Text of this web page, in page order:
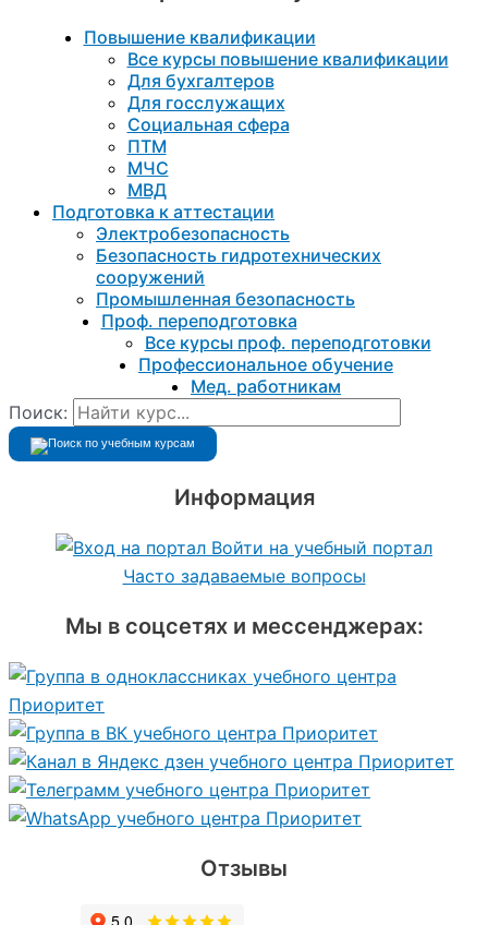
Повышение квалификации
Все курсы повышение квалификации
Для бухгалтеров
Для госслужащих
Социальная сфера
ПТМ
МЧС
МВД
Подготовка к aттестации
Электробезопасность
Безопасность гидротехнических
сооружений
Промышленная безопасность
Проф. переподготовка
Все курсы проф. переподготовки
Профессиональное обучение
Мед. работникам
Поиск:
Информация
Войти на учебный портал
Часто задаваемые вопросы
Мы в соцсетях и мессенджерах:
Отзывы